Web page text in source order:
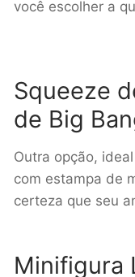
você escolher a
Squeeze
de Big
Outra opção,
com estampa de
certeza que seu
Minifigura